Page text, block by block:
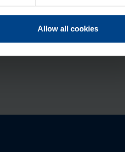
Allow all cookies
Tootekood: FL547A